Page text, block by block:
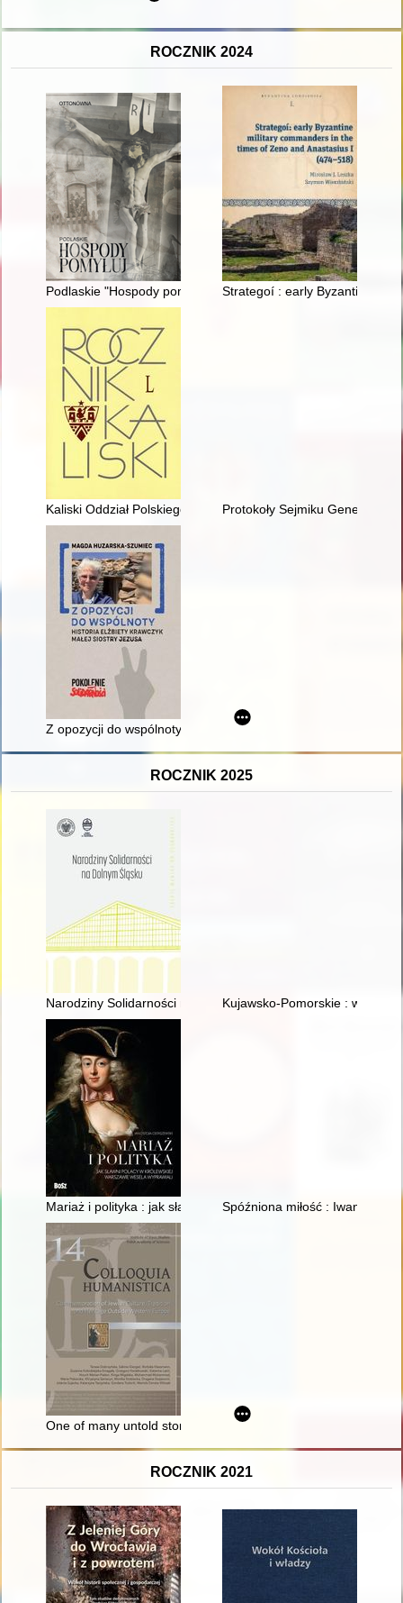
ROCZNIK 2024
Podlaskie "Hospody pomyłuj" 1872-1905 : kronika 33 lat
Strategoí : early Byzantine
Kaliski Oddział Polskiego Towarzystwa Historycznego w roku
Protokoły Sejmiku
Z opozycji do wspólnoty : historia Elżbiety Krawczyk małej
ROCZNIK 2025
Narodziny Solidarności na Dolnym ŚląskuKujawsko-Pomorskie :
Mariaż i polityka : jak sławni Polacy w królewskiej Warszawie
Spóźniona miłość : Iwan
One of many untold stories of Jewish life in Polish lands
ROCZNIK 2021